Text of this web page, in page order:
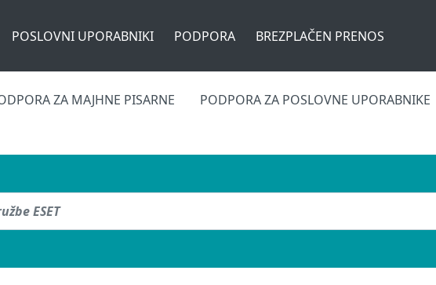
POSLOVNI UPORABNIKI PODPORA BREZPLAČEN PRENOS
ZA MAJHNE PISARNE
PODPORA ZA POSLOVNE UPORABNIKE